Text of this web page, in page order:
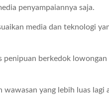
penyampaiannya saja.
media dan teknologi
berkedok lowongan
yang lebih luas lagi